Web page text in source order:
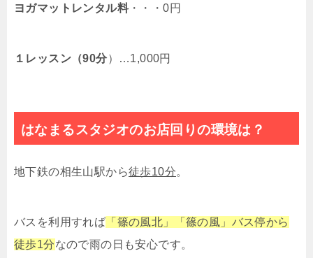
ヨガマットレンタル料・・・0円
１レッスン（90分）…1,000円
はなまるスタジオのお店回りの環境は？
地下鉄の相生山駅から徒歩10分。
バスを利用すれば 「篠の風北」「篠の風」バス停から
徒歩1分なので雨の日も安心です。